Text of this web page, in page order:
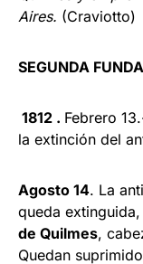
Aires. (Craviotto)
SEGUNDA
1812 . Febrero
la extinción del
Agosto 14. La
queda
de Quil­mes,
Quedan